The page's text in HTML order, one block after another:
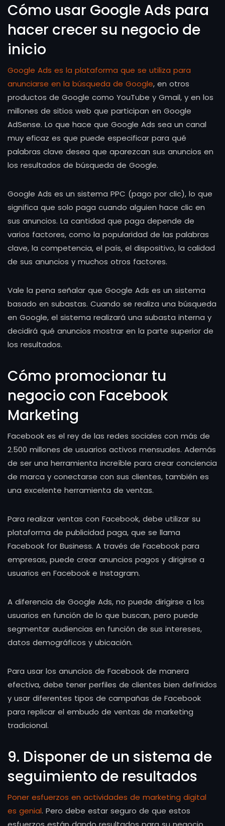
Cómo usar Google Ads para
hacer crecer su negocio de
inicio
Google Ads es la plataforma que se utiliza para
anunciarse en la búsqueda de Google, en otros
productos de Google como YouTube y Gmail, y en los
millones de sitios web que participan en Google
AdSense. Lo que hace que Google Ads sea un canal
muy eficaz es que puede especificar para qué
palabras clave desea que aparezcan sus anuncios en
los resultados de búsqueda de Google.
Google Ads es un sistema PPC (pago por clic), lo que
significa que solo paga cuando alguien hace clic en
sus anuncios. La cantidad que paga depende de
varios factores, como la popularidad de las palabras
clave, la competencia, el país, el dispositivo, la calidad
de sus anuncios y muchos otros factores.
Vale la pena señalar que Google Ads es un sistema
basado en subastas. Cuando se realiza una búsqueda
en Google, el sistema realizará una subasta interna y
decidirá qué anuncios mostrar en la parte superior de
los resultados.
Cómo promocionar tu
negocio con Facebook
Marketing
Facebook es el rey de las redes sociales con más de
2.500 millones de usuarios activos mensuales. Además
de ser una herramienta increíble para crear conciencia
de marca y conectarse con sus clientes, también es
una excelente herramienta de ventas.
Para realizar ventas con Facebook, debe utilizar su
plataforma de publicidad paga, que se llama
Facebook for Business. A través de Facebook para
empresas, puede crear anuncios pagos y dirigirse a
usuarios en Facebook e Instagram.
A diferencia de Google Ads, no puede dirigirse a los
usuarios en función de lo que buscan, pero puede
segmentar audiencias en función de sus intereses,
datos demográficos y ubicación.
Para usar los anuncios de Facebook de manera
efectiva, debe tener perfiles de clientes bien definidos
y usar diferentes tipos de campañas de Facebook
para replicar el embudo de ventas de marketing
tradicional.
9. Disponer de un sistema de
seguimiento de resultados
Poner esfuerzos en actividades de marketing digital
es genial. Pero debe estar seguro de que estos